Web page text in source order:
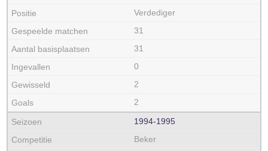
Verdediger
31
31
0
2
2
1994‑1995
Beker